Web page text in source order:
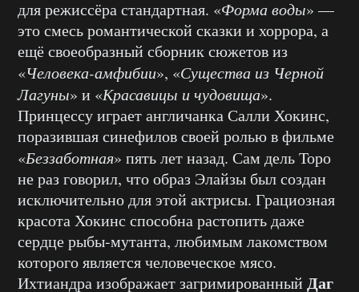
для режиссёра стандартная. «Форма воды» —
это смесь романтической сказки и хоррора, а
ещё своеобразный сборник сюжетов из
«Человека-амфибии», «Существа из Черной
Лагуны» и «Красавицы и чудовища».
Принцессу играет англичанка Салли Хокинс,
поразившая синефилов своей ролью в фильме
«Беззаботная» пять лет назад. Сам дель Торо
не раз говорил, что образ Элайзы был создан
исключительно для этой актрисы. Грациозная
красота Хокинс способна растопить даже
сердце рыбы-мутанта, любимым лакомством
которого является человеческое мясо.
Ихтиандра изображает загримированный Даг